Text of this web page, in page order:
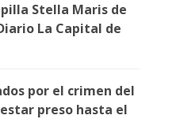
Stella Maris de
La Capital de
por el crimen del
preso hasta el